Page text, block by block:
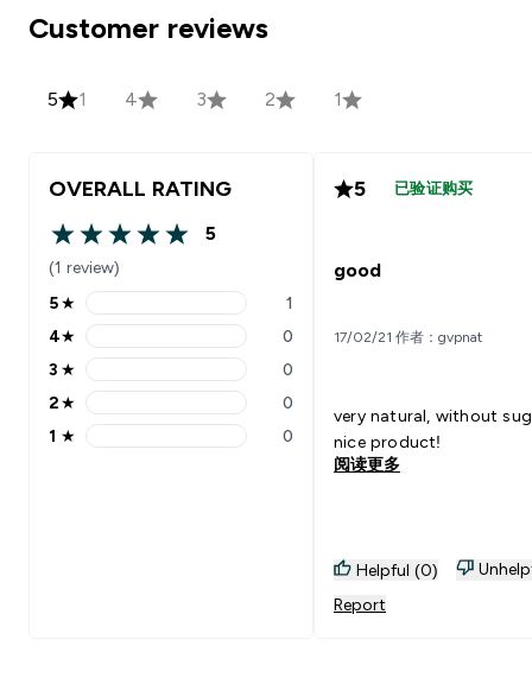
Customer reviews
5 1 4 3 2 1
OVERALL RATING
5 out of 5 stars
5
(1 review)
5 stars rating 1 reviews
5★ 1
4 stars rating 0 reviews
4★ 0
3 stars rating 0 reviews
3 ★ 0
2 stars rating 0 reviews
2★ 0
1 stars rating 0 reviews
1 ★ 0
5 已验证购买
good
17/02/21 作者：gvpnat
very natural, without
nice product!
阅读更多
Helpful (0)
Report